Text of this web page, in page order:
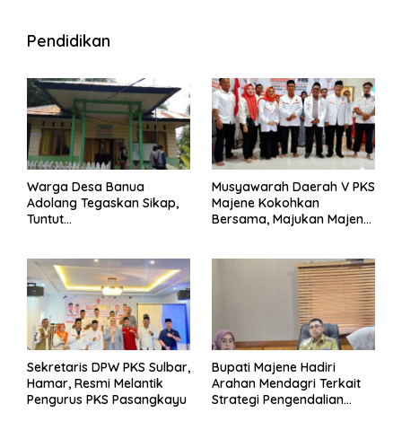
Pendidikan
Warga Desa Banua
Adolang Tegaskan Sikap,
Tuntut
Musyawarah Daerah V PKS
Majene Kokohkan
Bersama, Majukan Majene
Sekretaris DPW PKS Sulbar,
Hamar, Resmi Melantik
Pengurus PKS Pasangkayu
Bupati Majene Hadiri
Arahan Mendagri Terkait
Strategi Pengendalian